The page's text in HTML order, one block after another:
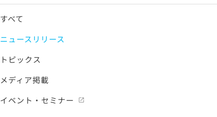
すべて
ニュースリリース
トピックス
メディア掲載
イベント・セミナー